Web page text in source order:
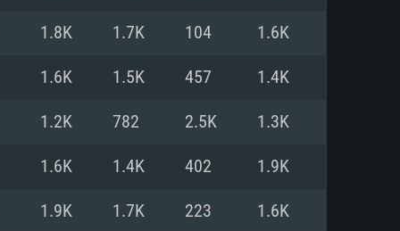
(Intel Xeon não suportado)
1.8K 1.7K 104 1.6K
1.6K 1.5K 457 1.4K
1.2K 782 2.5K 1.3K
1.6K 1.4K 402 1.9K
1.9K 1.7K 223 1.6K